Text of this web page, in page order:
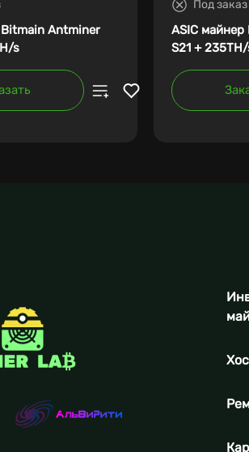
Antminer
s
Под заказ
ASIC
S21 +